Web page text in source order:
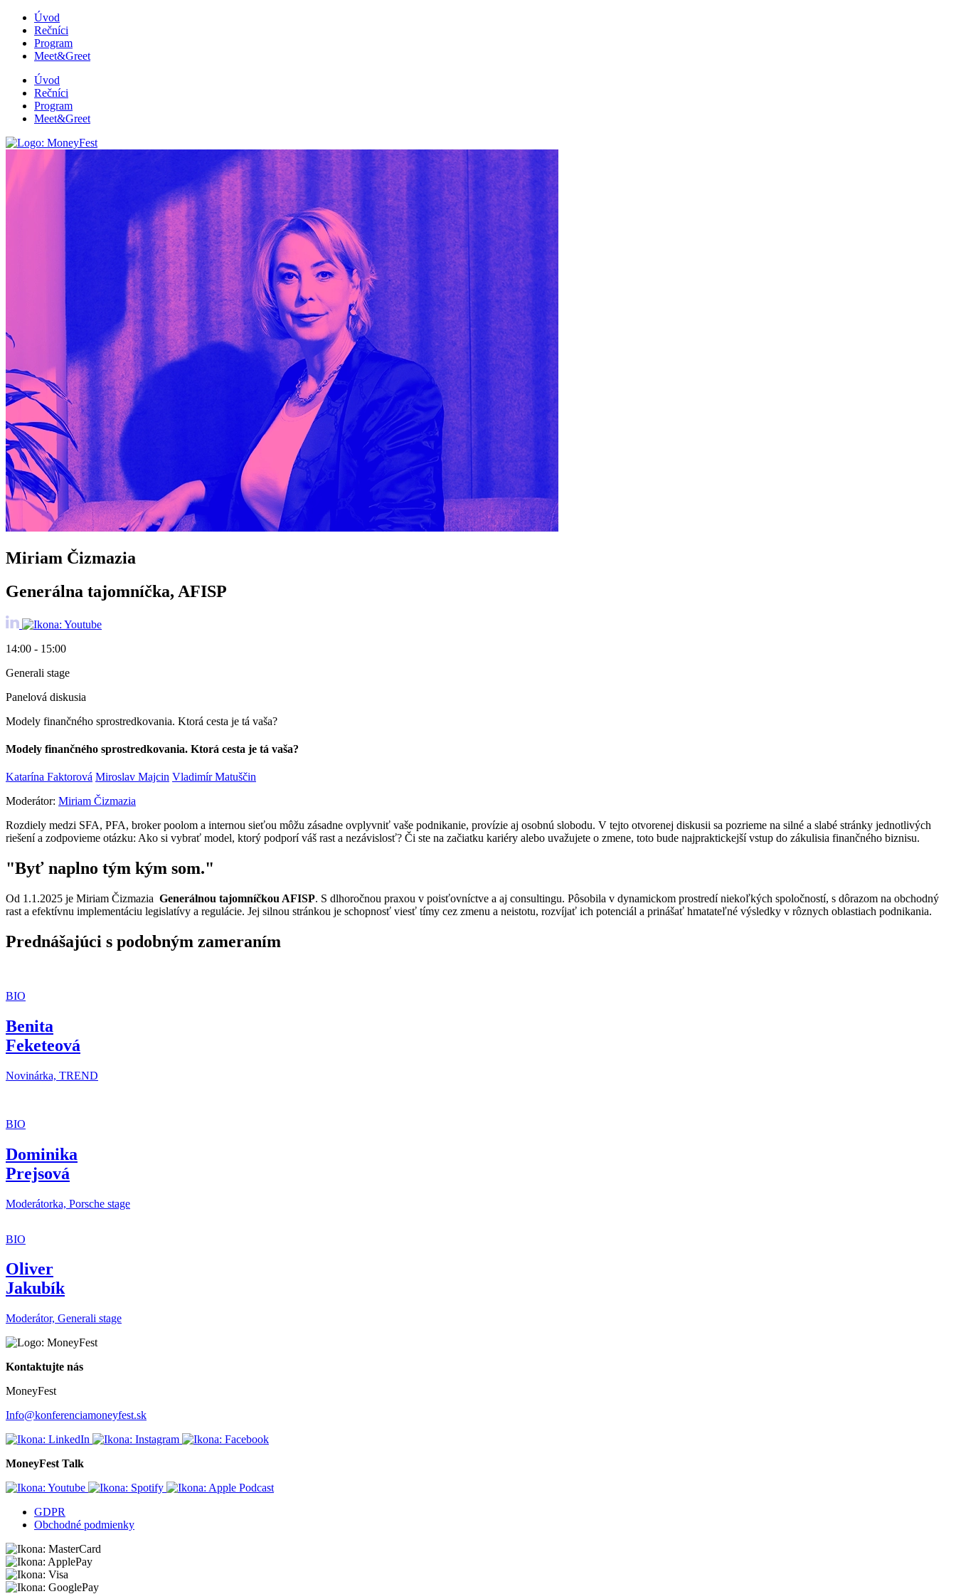
Úvod
Rečníci
Program
Meet&Greet
Úvod
Rečníci
Program
Meet&Greet
Miriam Čizmazia
Generálna tajomníčka, AFISP
14:00 - 15:00
Generali stage
Panelová diskusia
Modely finančného sprostredkovania. Ktorá cesta je tá vaša?
Modely finančného sprostredkovania. Ktorá cesta je tá vaša?
Katarína Faktorová Miroslav Majcin Vladimír Matuščin
Moderátor: Miriam Čizmazia
Rozdiely medzi SFA, PFA, broker poolom a internou sieťou môžu zásadne ovplyvniť vaše podnikanie, provízie aj osobnú slobodu. V tejto otvorenej diskusii sa pozrieme na silné a slabé stránky jednotlivých
riešení a zodpovieme otázku: Ako si vybrať model, ktorý podporí váš rast a nezávislosť? Či ste na začiatku kariéry alebo uvažujete o zmene, toto bude najpraktickejší vstup do zákulisia finančného biznisu.
"Byť naplno tým kým som."
Od 1.1.2025 je Miriam Čizmazia Generálnou tajomníčkou AFISP. S dlhoročnou praxou v poisťovníctve a aj consultingu. Pôsobila v dynamickom prostredí niekoľkých spoločností, s dôrazom na obchodný
rast a efektívnu implementáciu legislatívy a regulácie. Jej silnou stránkou je schopnosť viesť tímy cez zmenu a neistotu, rozvíjať ich potenciál a prinášať hmatateľné výsledky v rôznych oblastiach podnikania.
Prednášajúci s podobným zameraním
BIO
Benita
Feketeová
Novinárka, TREND
BIO
Dominika
Prejsová
Moderátorka, Porsche stage
BIO
Oliver
Jakubík
Moderátor, Generali stage
Kontaktujte nás
MoneyFest
Info@konferenciamoneyfest.sk
MoneyFest Talk
GDPR
Obchodné podmienky